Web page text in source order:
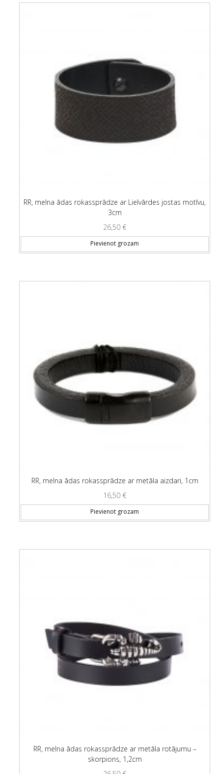
RR, melna ādas rokassprādze ar Lielvārdes jostas motīvu,
3cm
26,50 €
Pievienot grozam
RR, melna ādas rokassprādze ar metāla aizdari, 1cm
16,50 €
Pievienot grozam
RR, melna ādas rokassprādze ar metāla rotājumu –
skorpions, 1,2cm